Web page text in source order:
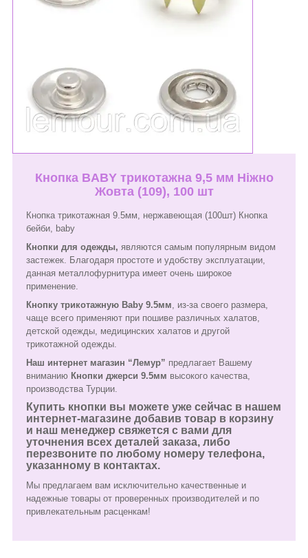
Кнопка BABY трикотажна 9,5 мм Ніжно
Жовта (109), 100 шт
Кнопка трикотажная 9.5мм, нержавеющая (100шт) Кнопка
бейби, baby
Кнопки для одежды, являются самым популярным видом
застежек. Благодаря простоте и удобству эксплуатации,
данная металлофурнитура имеет очень широкое
применение.
Кнопку трикотажную Baby 9.5мм , из-за своего размера,
чаще всего применяют при пошиве различных халатов,
детской одежды, медицинских халатов и другой
трикотажной одежды.
Наш интернет магазин “Лемур” предлагает Вашему
вниманию Кнопки джерси 9.5мм высокого качества,
производства Турции.
Купить кнопки вы можете уже сейчас в нашем
интернет-магазине добавив товар в корзину
и наш менеджер свяжется с вами для
уточнения всех деталей заказа, либо
перезвоните по любому номеру телефона,
указанному в контактах.
Мы предлагаем вам исключительно качественные и
надежные товары от проверенных производителей и по
привлекательным расценкам!